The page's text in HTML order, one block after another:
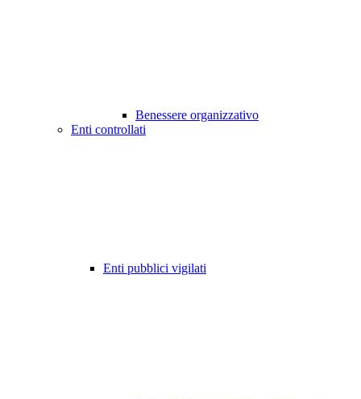
Benessere organizzativo
Enti controllati
Enti pubblici vigilati